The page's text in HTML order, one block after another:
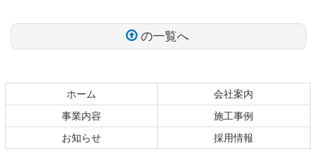
の一覧へ
ン
ツ
の
先
ホーム
会社案内
事業内容
施工事例
お知らせ
採用情報